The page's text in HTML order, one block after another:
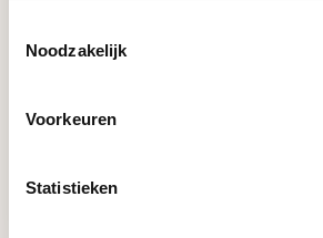
Noodzakelijk
Voorkeuren
Statistieken
Deliverytime